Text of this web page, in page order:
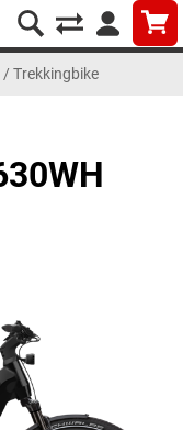
/ Trekkingbike